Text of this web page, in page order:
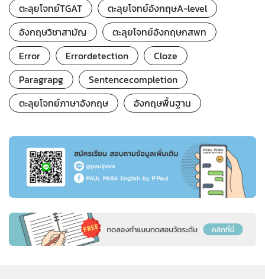
ตะลุยโจทย์TGAT
ตะลุยโจทย์อังกฤษA-level
อังกฤษวิชาสามัญ
ตะลุยโจทย์อังกฤษกสพท
Error
Errordetection
Cloze
Paragrapg
Sentencecompletion
ตะลุยโจทย์ภาษาอังกฤษ
อังกฤษพื้นฐาน